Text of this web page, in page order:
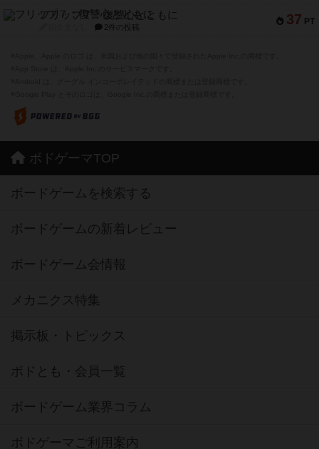
37 PT
フリップ７：復讐心とともに
2件の投稿
ボドゲーマTOP
ボードゲームを検索する
ボードゲームの新着レビュー
ボードゲーム会情報
メカニクス特集
掲示板・トピックス
ボドとも・会員一覧
ボードゲーム業界コラム
ボドゲーマご利用案内